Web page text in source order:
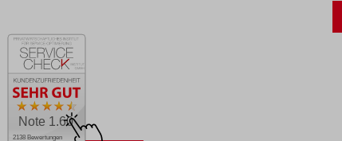
2138 Bewertungen
Note 1.60